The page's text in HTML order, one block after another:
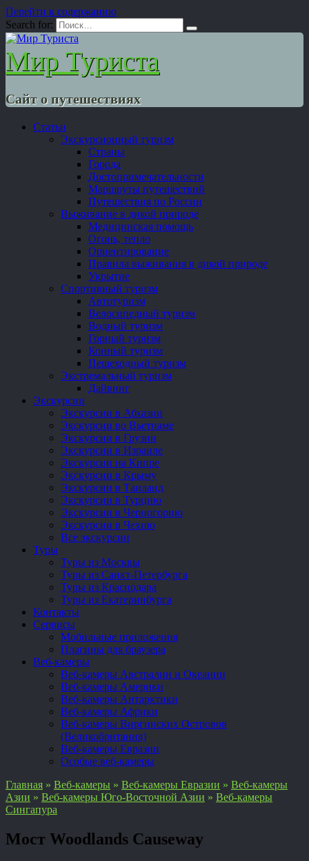
Перейти к содержанию
Search for:
Мир Туриста
Сайт о путешествиях
Статьи
Экскурсионный туризм
Страны
Города
Достопримечательности
Маршруты путешествий
Путешествия по России
Выживание в дикой природе
Медицинская помощь
Огонь, тепло
Ориентирование
Правила выживания в дикой природе
Укрытие
Спортивный туризм
Автотуризм
Велосипедный туризм
Водный туризм
Горный туризм
Конный туризм
Пешеходный туризм
Экстремальный туризм
Дайвинг
Экскурсии
Экскурсии в Абхазии
Экскурсии во Вьетнаме
Экскурсии в Грузии
Экскурсии в Израиле
Экскурсии на Кипре
Экскурсии в Крыму
Экскурсии в Таиланд
Экскурсии в Турцию
Экскурсии в Черногорию
Экскурсии в Чехию
Все экскурсии
Туры
Туры из Москвы
Туры из Санкт-Петербурга
Туры из Краснодара
Туры из Екатеринбурга
Контакты
Сервисы
Мобильные приложения
Плагины для браузера
Веб-камеры
Веб-камеры Австралии и Океании
Веб-камеры Америки
Веб-камеры Антарктики
Веб-камеры Африки
Веб-камеры Виргинских Островов
(Великобритания)
Веб-камеры Евразии
Особые веб-камеры
Главная » Веб-камеры » Веб-камеры Евразии » Веб-камеры
Азии » Веб-камеры Юго-Восточной Азии » Веб-камеры
Сингапура
Мост Woodlands Causeway